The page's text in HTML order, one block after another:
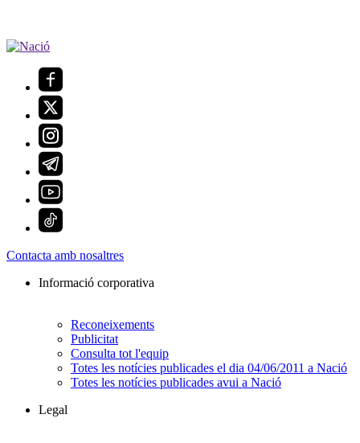
Contacta amb nosaltres
Informació corporativa
Reconeixements
Publicitat
Consulta tot l'equip
Totes les notícies publicades el dia 04/06/2011 a Nació
Totes les notícies publicades avui a Nació
Legal